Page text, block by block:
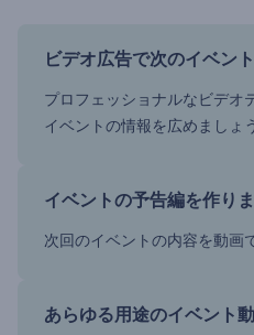
ビデオ広告で次のイベン
プロフェッショナルなビデオ
イベントの情報を広めましょう
イベントの予告編を作り
次回のイベントの内容を動画
あらゆる用途のイベント